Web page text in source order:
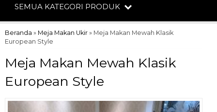
SEMUA KATEGORI PRODUK
Beranda » Meja Makan Ukir » Meja Makan Mewah Klasik
European Style
Meja Makan Mewah Klasik
European Style